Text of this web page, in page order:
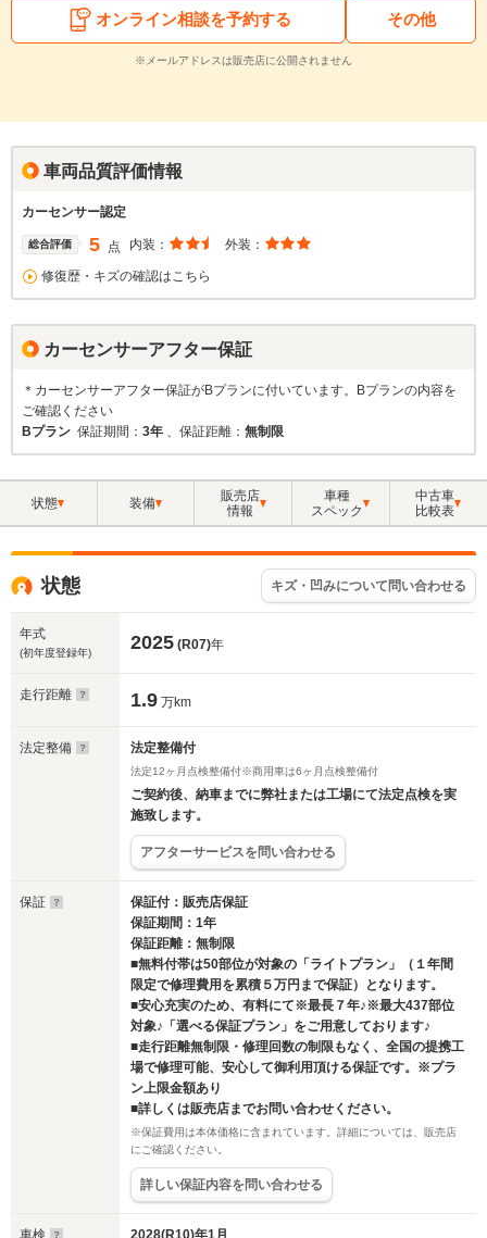
オンライン相談を予約する その他
※メールアドレスは販売店に公開されません
車両品質評価情報
カーセンサー認定
総合評価 5 点 内装： 外装：
修復歴・キズの確認はこちら
カーセンサーアフター保証
＊カーセンサーアフター保証がBプランに付いています。Bプランの内容を
ご確認ください
Bプラン 保証期間： 3年 、保証距離： 無制限
状態 装備
販売店
情報
車種
スペック
中古車
比較表
状態 キズ・凹みについて問い合わせる
年式
(初年度登録年) 2025 (R07)年
走行距離 1.9 万km
法定整備 法定整備付
法定12ヶ月点検整備付※商用車は6ヶ月点検整備付
ご契約後、納車までに弊社または工場にて法定点検を実
施致します。
アフターサービスを問い合わせる
保証
保証付：販売店保証
保証期間：1年
保証距離：無制限
■無料付帯は50部位が対象の「ライトプラン」（１年間
限定で修理費用を累積５万円まで保証）となります。
■安心充実のため、有料にて※最長７年♪※最大437部位
対象♪「選べる保証プラン」をご用意しております♪
■走行距離無制限・修理回数の制限もなく、全国の提携工
場で修理可能、安心して御利用頂ける保証です。※プラ
ン上限金額あり
■詳しくは販売店までお問い合わせください。
※保証費用は本体価格に含まれています。詳細については、販売店
にご確認ください。
詳しい保証内容を問い合わせる
車検 2028(R10)年1月